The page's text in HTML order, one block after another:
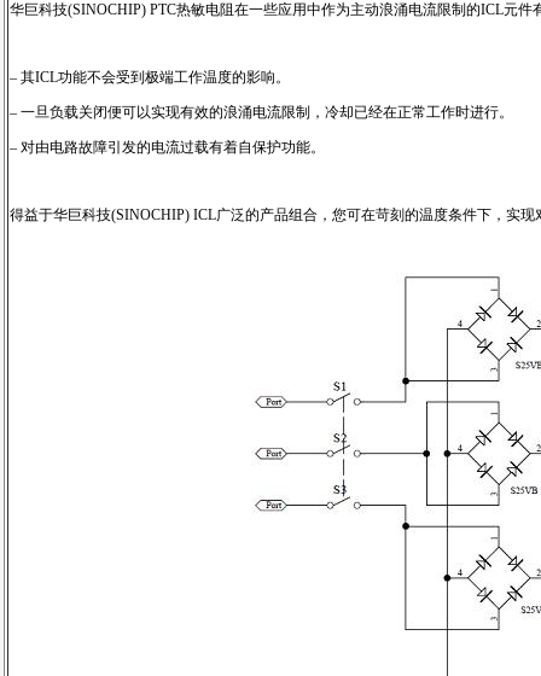
华巨科技(SINOCHIP) PTC热敏电阻在一些应用中作为主动浪涌电流限制的ICL元件
– 其ICL功能不会受到极端工作温度的影响。
– 一旦负载关闭便可以实现有效的浪涌电流限制，冷却已经在正常工作时进行。
– 对由电路故障引发的电流过载有着自保护功能。
得益于华巨科技(SINOCHIP) ICL广泛的产品组合，您可在苛刻的温度条件下，实